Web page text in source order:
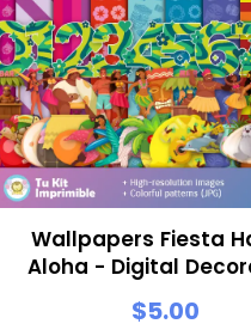
Wallpapers Fiesta
Aloha - Digital
Papers
$5.00